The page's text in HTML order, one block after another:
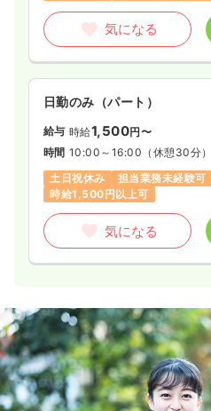
気になる
日勤のみ（パート）
給与 時給1,500円〜
時間 10:00～16:00 （休憩30分）
土日祝休み
担当業務未経験可
時給1,500円以上可
気になる